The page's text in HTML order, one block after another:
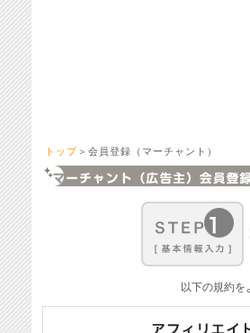
トップ ＞会員登録（マーチャント）
以下の規約